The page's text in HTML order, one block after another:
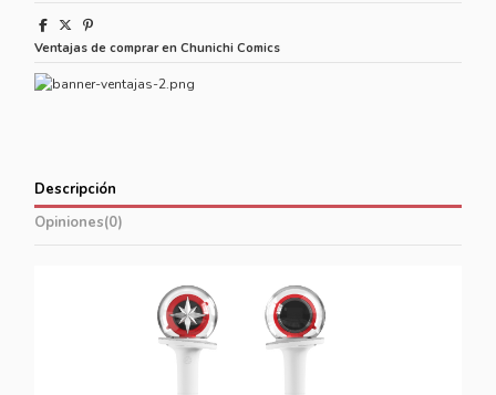
Ventajas de comprar en Chunichi Comics
Descripción
Opiniones(0)